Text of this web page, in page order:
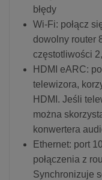
błędy
Wi-Fi: połącz
dowolny router
częstotliwości
HDMI eARC:
telewizora,
HDMI. Jeśli
można
konwertera
Ethernet: port
połączenia z
Synchronizuje